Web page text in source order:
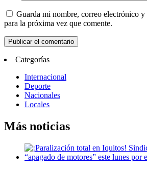
Guarda mi nombre, correo electrónico y
para la próxima vez que comente.
Categorías
Internacional
Deporte
Nacionales
Locales
Más noticias